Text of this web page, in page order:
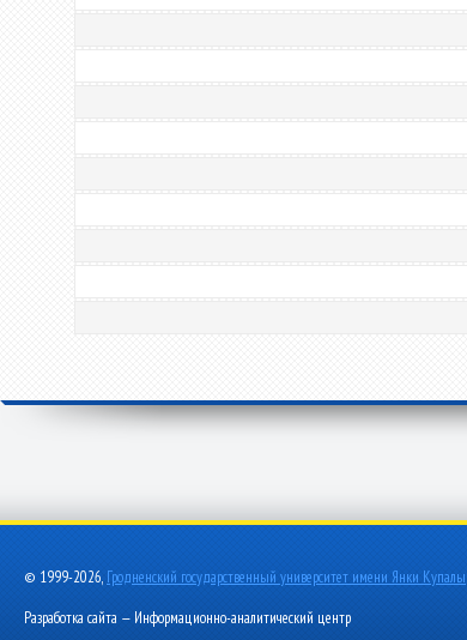
© 1999-2026, Гродненский государственный университет имени Янки Купалы
Разработка сайта — Информационно-аналитический центр